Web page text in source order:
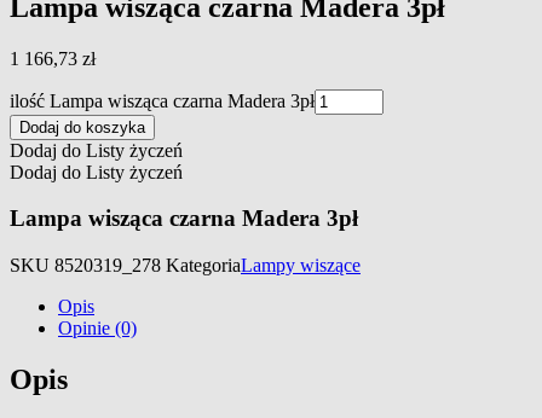
Lampa wisząca czarna Madera 3pł
1 166,73 zł
ilość Lampa wisząca czarna Madera 3pł
Dodaj do koszyka
Dodaj do Listy życzeń
Dodaj do Listy życzeń
Lampa wisząca czarna Madera 3pł
SKU 8520319_278 KategoriaLampy wiszące
Opis
Opinie (0)
Opis